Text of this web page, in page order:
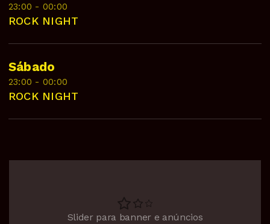
23:00 - 00:00
ROCK NIGHT
Sábado
23:00 - 00:00
ROCK NIGHT
Slider para banner e anúncios